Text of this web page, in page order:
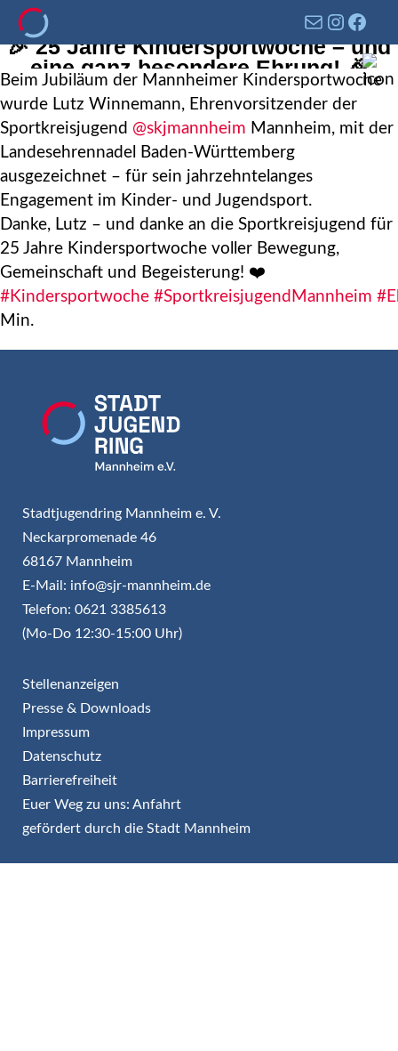
🎉 25 Jahre Kindersportwoche – und
eine ganz besondere Ehrung! 🎉
Beim Jubiläum der Mannheimer Kindersportwoche
wurde Lutz Winnemann, Ehrenvorsitzender der
Sportkreisjugend @skjmannheim Mannheim, mit der
Landesehrennadel Baden-Württemberg
ausgezeichnet – für sein jahrzehntelanges
Engagement im Kinder- und Jugendsport.
Danke, Lutz – und danke an die Sportkreisjugend für
25 Jahre Kindersportwoche voller Bewegung,
Gemeinschaft und Begeisterung! ❤️
#Kindersportwoche #SportkreisjugendMannheim
Min.
Stadtjugendring Mannheim e. V.
Neckarpromenade 46
68167 Mannheim
E-Mail: info@sjr-mannheim.de
Telefon: 0621 3385613
(Mo-Do 12:30-15:00 Uhr)
Stellenanzeigen
Presse & Downloads
Impressum
Datenschutz
Barrierefreiheit
Euer Weg zu uns: Anfahrt
gefördert durch die Stadt Mannheim